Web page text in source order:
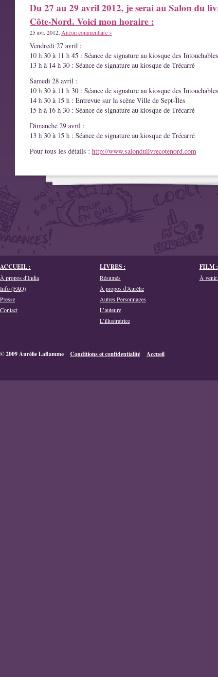
Du 27 au 29 avril 2012, je serai au Salon du
Côte-Nord. Voici mon horaire :
25 avr. 2012, Aucun commentaire »
Vendredi 27 avril :
10 h 30 à 11 h 45 : Séance de signature au kiosque des Intouchables
13 h à 14 h 30 : Séance de signature au kiosque de Trécarré
Samedi 28 avril :
10 h 30 à 11 h 30 : Séance de signature au kiosque des Intouchables
14 h 30 à 15 h : Entrevue sur la scène Ville de Sept-Îles
15 h à 16 h 30 : Séance de signature au kiosque de Trécarré
Dimanche 29 avril :
13 h 30 à 15 h : Séance de signature au kiosque de Trécarré
Pour tous les détails : http://www.salondulivrecotenord.com
ACCUEIL :
À propos d'India
Info (FAQ)
Presse
Contact
LIVRES :
Résumés
À propos d’Aurélie
Autres Personnages
L’auteure
L’illustratrice
FILM :
À
© 2009 Aurélie Laflamme Conditions et confidentialité Accueil